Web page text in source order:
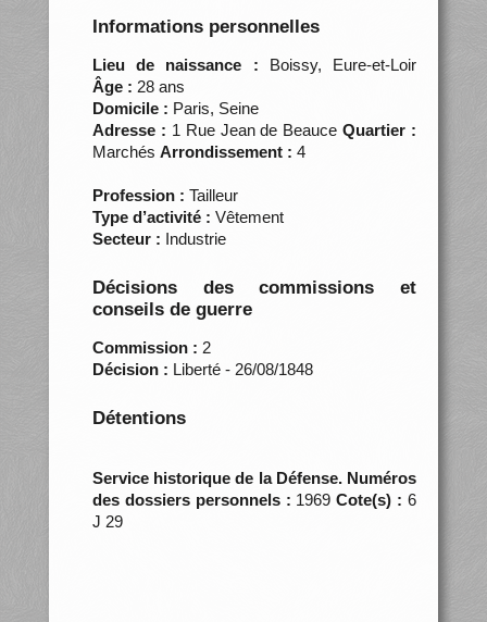
Informations personnelles
Lieu de naissance : Boissy, Eure-et-Loir
Âge : 28 ans
Domicile : Paris, Seine
Adresse : 1 Rue Jean de BeauceQuartier :
Marchés Arrondissement : 4
Profession : Tailleur
Type d’activité : Vêtement
Secteur : Industrie
Décisions des commissions et
conseils de guerre
Commission : 2
Décision : Liberté - 26/08/1848
Détentions
Service historique de la Défense. Numéros
des dossiers personnels : 1969Cote(s) : 6
J 29